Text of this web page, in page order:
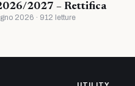
2027 – Rettifica
2026 · 912 letture